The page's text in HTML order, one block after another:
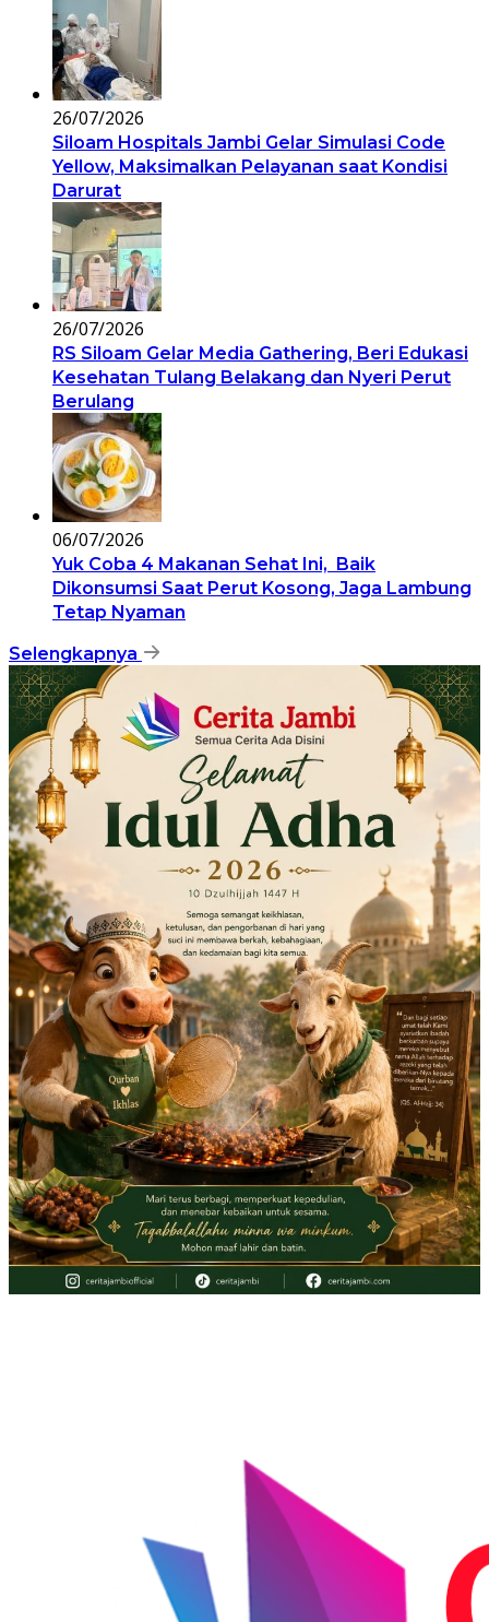
26/07/2026
Siloam Hospitals Jambi Gelar Simulasi Code
Yellow, Maksimalkan Pelayanan saat Kondisi
Darurat
26/07/2026
RS Siloam Gelar Media Gathering, Beri Edukasi
Kesehatan Tulang Belakang dan Nyeri Perut
Berulang
06/07/2026
Yuk Coba 4 Makanan Sehat Ini, Baik
Dikonsumsi Saat Perut Kosong, Jaga Lambung
Tetap Nyaman
Selengkapnya